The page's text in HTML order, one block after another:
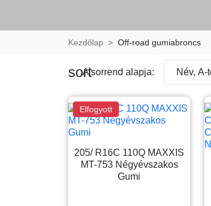
Kezdőlap Off-road gumiabroncs
sortA sorrend alapja: Név, A-
Elfogyott
205/ R16C 110Q MAXXIS
MT-753 Négyévszakos
Gumi